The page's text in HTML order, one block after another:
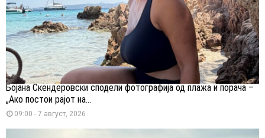
Бојана Скендеровски сподели фотографија од плажа и порача –
„Ако постои рајот на...
09:00 - 7 август, 2026